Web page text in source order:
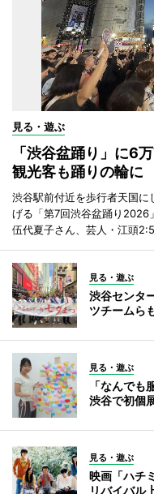
見る・遊ぶ
「渋谷盆踊り」に
観光客も踊りの輪に
渋谷駅前付近を歩行者天国
げる「第7回渋谷盆踊り2026
伍代夏子さん、芸人・江頭
見る・遊ぶ
渋谷センタ
ツチームら
見る・遊ぶ
「なんでも
渋谷で初個
見る・遊ぶ
映画「ハチ
リバイバル